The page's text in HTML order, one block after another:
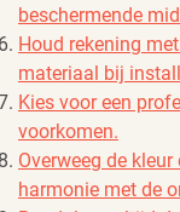
beschermende
Houd rekening
materiaal bij
Kies voor een
voorkomen.
Overweeg de
harmonie met de